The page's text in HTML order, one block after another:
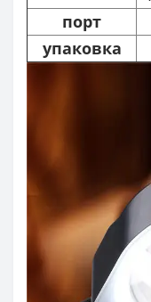
порт
упаковка